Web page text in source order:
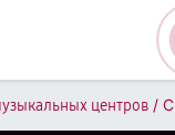
центров /